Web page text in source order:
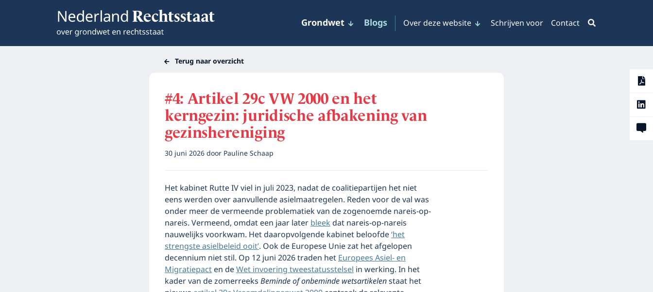
Grondwet Blogs Over deze website Schrijven voor Contact
Terug naar overzicht
#4: Artikel 29c VW 2000 en het
kerngezin: juridische afbakening van
gezinshereniging
30 juni 2026door Pauline Schaap
Het kabinet Rutte IV viel in juli 2023, nadat de coalitiepartijen het niet
eens werden over aanvullende asielmaatregelen. Reden voor de val was
onder meer de vermeende problematiek van de zogenoemde nareis-op-
nareis. Vermeend, omdat een jaar laterbleekdat nareis-op-nareis
nauwelijks voorkwam. Het daaropvolgende kabinet beloofde‘het
strengste asielbeleid ooit’. Ook de Europese Unie zat het afgelopen
decennium niet stil. Op 12 juni 2026 traden hetEuropees Asiel- en
Migratiepacten deWet invoering tweestatusstelselin werking. In het
kader van de zomerreeksBeminde of onbeminde wetsartikelenstaat het